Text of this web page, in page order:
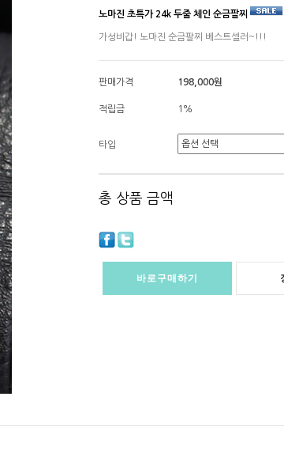
노마진 초특가 24k 두줄 체인 순금팔찌
가성비갑! 노마진 순금팔찌 베스트셀러~!!!
판매가격 198,000원
적립금 1%
타입
총 상품 금액
바로구매하기